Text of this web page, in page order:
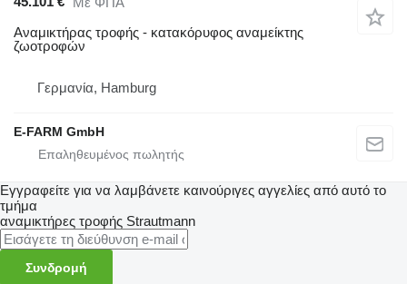
Αναμικτήρας τροφής - κατακόρυφος αναμείκτης
ζωοτροφών
Γερμανία, Hamburg
E-FARM GmbH
Εγγραφείτε για να λαμβάνετε καινούριγες αγγελίες από αυτό το
τμήμα
αναμικτήρες τροφής Strautmann
Συνδρομή